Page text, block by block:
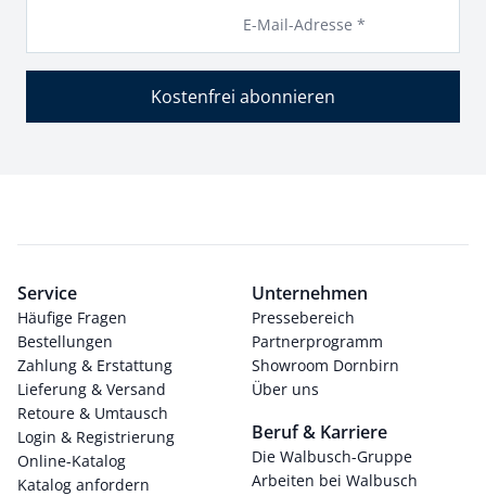
E-Mail-Adresse *
Kostenfrei abonnieren
Service
Häufige Fragen
Bestellungen
Zahlung & Erstattung
Lieferung & Versand
Retoure & Umtausch
Login & Registrierung
Online-Katalog
Katalog anfordern
Unternehmen
Pressebereich
Partnerprogramm
Showroom Dornbirn
Über uns
Beruf & Karriere
Die Walbusch-Gruppe
Arbeiten bei Walbusch